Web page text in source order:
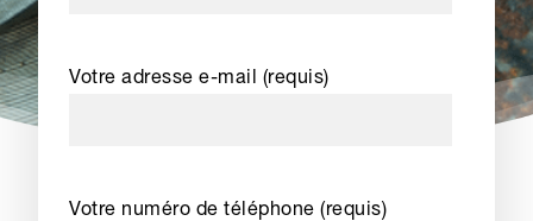
Votre adresse e-mail (requis)
Votre numéro de téléphone (requis)